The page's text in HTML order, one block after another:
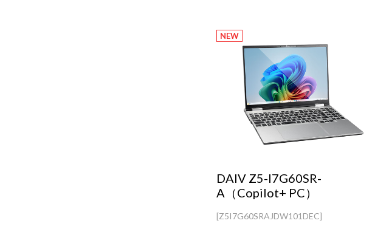
NEW
DAIV Z5-I7G60SR-
A（Copilot+ PC）
[Z5I7G60SRAJDW101DEC]